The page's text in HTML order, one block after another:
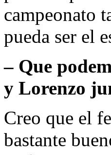
campeonato
pueda ser el
– Que
y Lorenzo
Creo que el
bastante